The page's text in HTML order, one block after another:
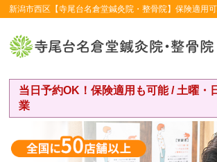
新潟市西区【寺尾台名倉堂鍼灸院・整骨院】保険適用
当日予約OK！保険適用も可能 / 土曜・
業